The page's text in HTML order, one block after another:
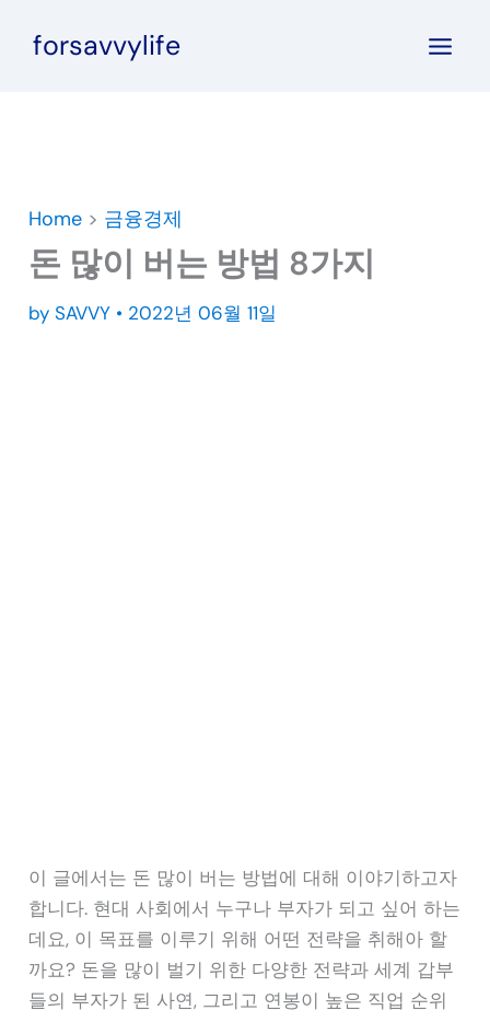
forsavvylife
Home > 금융경제
돈 많이 버는 방법 8가지
by SAVVY • 2022년 06월 11일
이 글에서는 돈 많이 버는 방법에 대해 이야기하고자
합니다. 현대 사회에서 누구나 부자가 되고 싶어 하는
데요, 이 목표를 이루기 위해 어떤 전략을 취해아 할
까요? 돈을 많이 벌기 위한 다양한 전략과 세계 갑부
들의 부자가 된 사연, 그리고 연봉이 높은 직업 순위